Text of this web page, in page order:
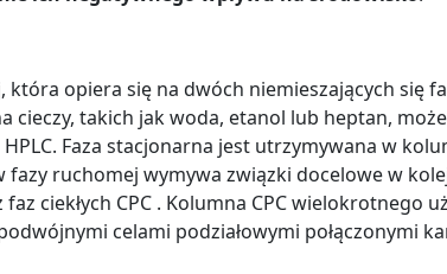
opiera się na dwóch niemieszających się
cieczy, takich jak woda, etanol lub heptan,
Faza stacjonarna jest utrzymywana w
fazy ruchomej wymywa związki docelowe w
ciekłych CPC . Kolumna CPC wielokrotnego
celami podziałowymi połączonymi